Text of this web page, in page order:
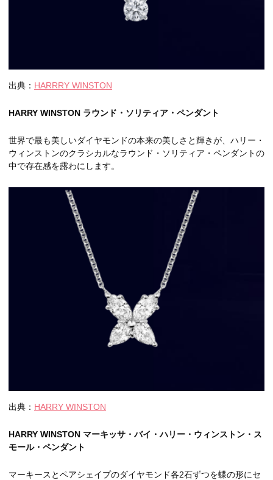
出典： HARRRY WINSTON
HARRY WINSTON ラウンド・ソリティア・ペンダント
世界で最も美しいダイヤモンドの本来の美しさと輝きが、ハリー・
ウィンストンのクラシカルなラウンド・ソリティア・ペンダントの
中で存在感を露わにします。
出典： HARRY WINSTON
HARRY WINSTON マーキッサ・バイ・ハリー・ウィンストン・ス
モール・ペンダント
マーキースとペアシェイプのダイヤモンド各2石ずつを蝶の形にセ